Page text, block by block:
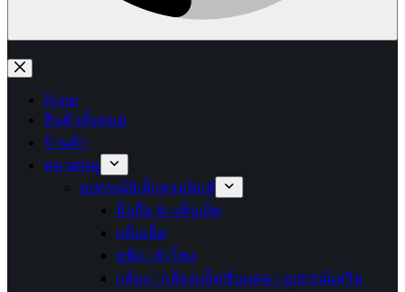
No
results
Home
สินค้าทั้งหมด
ร้านค้า
หมวดหมู่
อุปกรณ์อิเล็กทรอนิกส์
มือถือ & แท็บเล็ต
แท็บเล็ต
หูฟัง / ลำโพง
กล้อง / กล้องแอ็คชั่นแคม / อุปกรณ์เสริม